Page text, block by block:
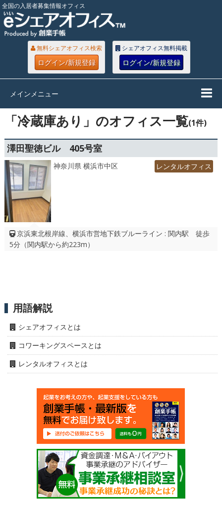
全国の入居者募集情報オフィス
無料シェアオフィス検索
ログイン/新規登録
シェアオフィス無料掲載
ログイン/新規登録
メインメニュー
「冷蔵庫あり」のオフィス一覧(1件)
澤田聖徳ビル 405号室
神奈川県 横浜市中区 レンタルオフィス
京浜東北根岸線、横浜市営地下鉄ブルーライン : 関内駅 徒歩
5分（関内駅から約223m）
用語解説
シェアオフィスとは
コワーキングスペースとは
レンタルオフィスとは